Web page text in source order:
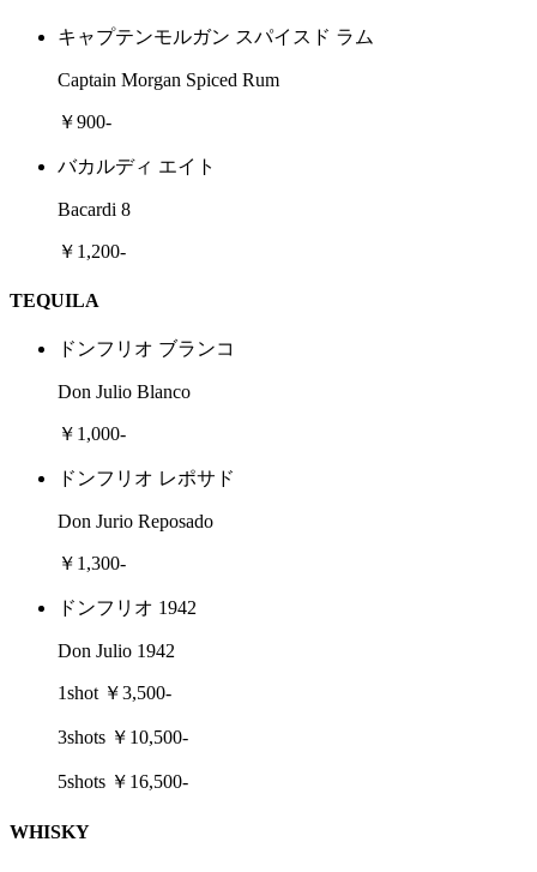
キャプテンモルガン スパイスド ラム
Captain Morgan Spiced Rum
￥900-
バカルディ エイト
Bacardi 8
￥1,200-
TEQUILA
ドンフリオ ブランコ
Don Julio Blanco
￥1,000-
ドンフリオ レポサド
Don Jurio Reposado
￥1,300-
ドンフリオ 1942
Don Julio 1942
1shot ￥3,500-
3shots ￥10,500-
5shots ￥16,500-
WHISKY